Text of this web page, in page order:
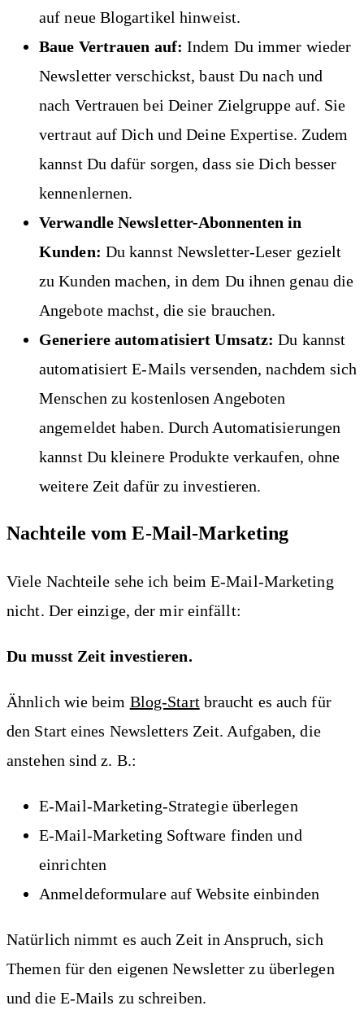
auf neue Blogartikel hinweist.
Baue Vertrauen auf: Indem Du immer wieder
Newsletter verschickst, baust Du nach und
nach Vertrauen bei Deiner Zielgruppe auf. Sie
vertraut auf Dich und Deine Expertise. Zudem
kannst Du dafür sorgen, dass sie Dich besser
kennenlernen.
Verwandle Newsletter-Abonnenten in
Kunden: Du kannst Newsletter-Leser gezielt
zu Kunden machen, in dem Du ihnen genau die
Angebote machst, die sie brauchen.
Generiere automatisiert Umsatz: Du kannst
automatisiert E-Mails versenden, nachdem sich
Menschen zu kostenlosen Angeboten
angemeldet haben. Durch Automatisierungen
kannst Du kleinere Produkte verkaufen, ohne
weitere Zeit dafür zu investieren.
Nachteile vom E-Mail-Marketing
Viele Nachteile sehe ich beim E-Mail-Marketing
nicht. Der einzige, der mir einfällt:
Du musst Zeit investieren.
Ähnlich wie beim Blog-Startbraucht es auch für
den Start eines Newsletters Zeit. Aufgaben, die
anstehen sind z. B.:
E-Mail-Marketing-Strategie überlegen
E-Mail-Marketing Software finden und
einrichten
Anmeldeformulare auf Website einbinden
Natürlich nimmt es auch Zeit in Anspruch, sich
Themen für den eigenen Newsletter zu überlegen
und die E-Mails zu schreiben.